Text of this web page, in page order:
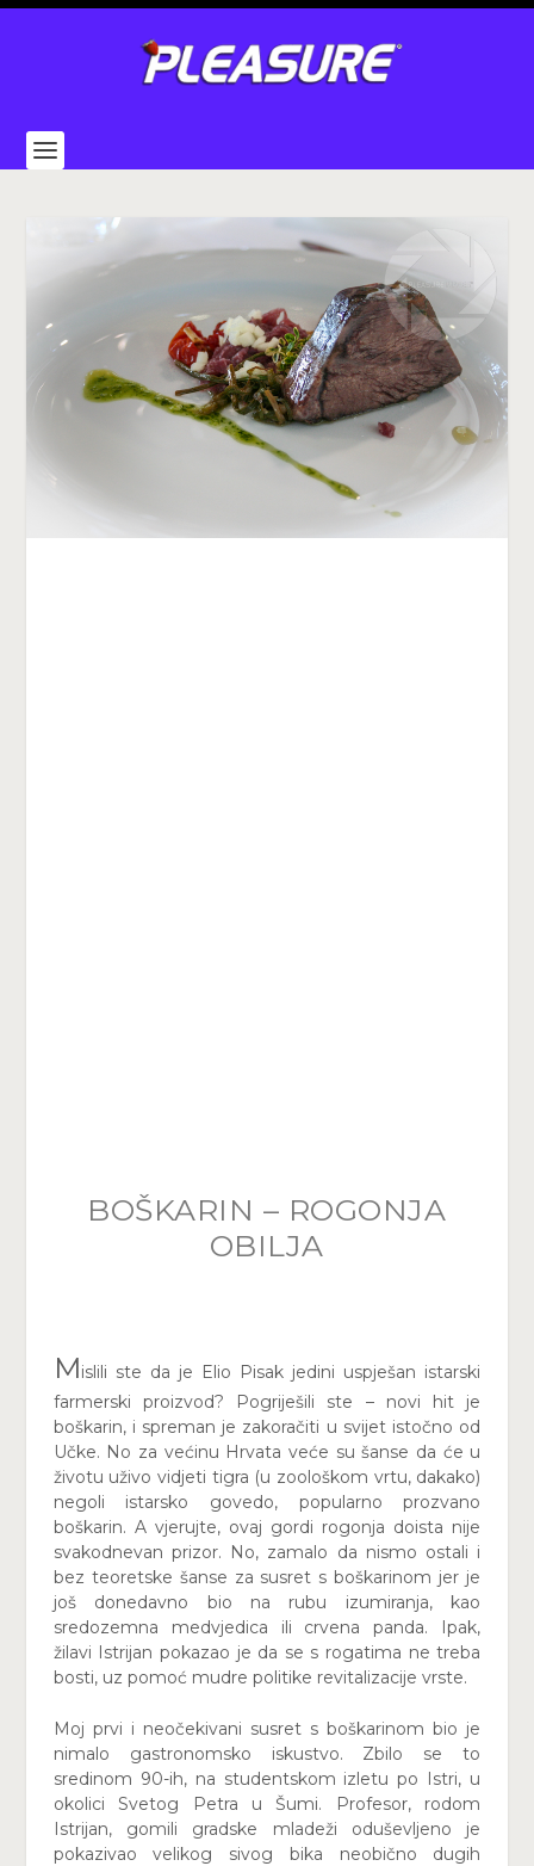
BOŠKARIN – ROGONJA
OBILJA
Mislili ste da je Elio Pisak jedini uspješan istarski
farmerski proizvod? Pogriješili ste – novi hit je
boškarin, i spreman je zakoračiti u svijet istočno od
Učke. No za većinu Hrvata veće su šanse da će u
životu uživo vidjeti tigra (u zoološkom vrtu, dakako)
negoli istarsko govedo, popularno prozvano
boškarin. A vjerujte, ovaj gordi rogonja doista nije
svakodnevan prizor. No, zamalo da nismo ostali i
bez teoretske šanse za susret s boškarinom jer je
još donedavno bio na rubu izumiranja, kao
sredozemna medvjedica ili crvena panda. Ipak,
žilavi Istrijan pokazao je da se s rogatima ne treba
bosti, uz pomoć mudre politike revitalizacije vrste.
Moj prvi i neočekivani susret s boškarinom bio je
nimalo gastronomsko iskustvo. Zbilo se to
sredinom 90-ih, na studentskom izletu po Istri, u
okolici Svetog Petra u Šumi. Profesor, rodom
Istrijan, gomili gradske mladeži oduševljeno je
pokazivao velikog sivog bika neobično dugih